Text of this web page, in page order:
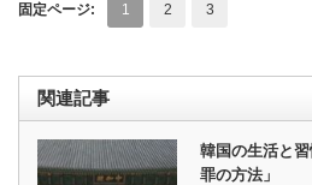
固定ページ: 1 2 3
関連記事
韓国の生活と
罪の方法」